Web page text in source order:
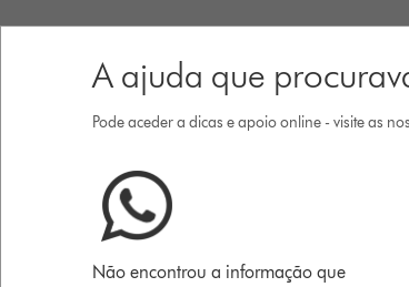
A ajuda que
Pode aceder a dicas e apoio online - visite as
Não encontrou a informação que